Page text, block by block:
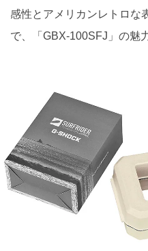
感性とアメリカンレトロな
で、「GBX-100SFJ」の魅